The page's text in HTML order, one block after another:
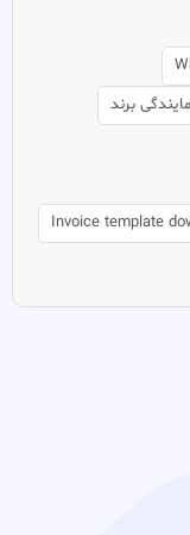
برند
Invoice template